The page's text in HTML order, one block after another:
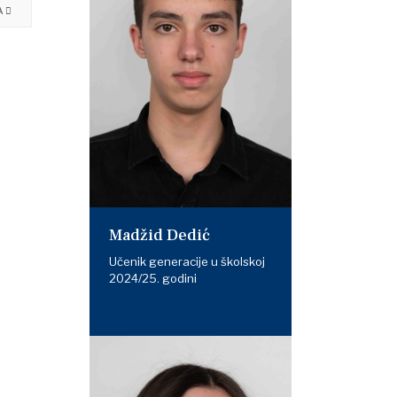
Madžid Dedić
Učenik generacije u školskoj
2024/25. godini